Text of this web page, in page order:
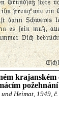
krajanském
Heimat, 1949,